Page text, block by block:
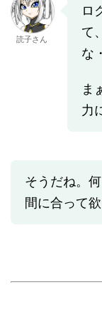
読子さん
ロ
て
な
ま
力
そうだね。
間に合って欲